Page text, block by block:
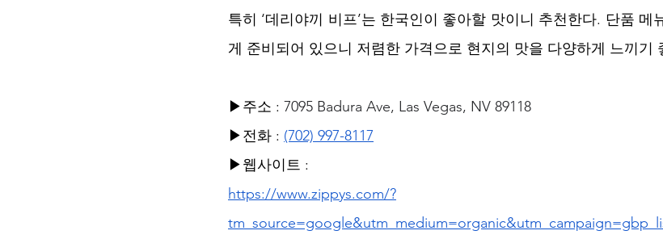
특히 ‘데리야끼 비프’는 한국인이 좋아할 맛이니 추천한다. 단품 메
게 준비되어 있으니 저렴한 가격으로 현지의 맛을 다양하게 느끼기
▶주소 : 7095 Badura Ave, Las Vegas, NV 89118
▶전화 : (702) 997-8117
▶웹사이트 :
https://www.zippys.com/?